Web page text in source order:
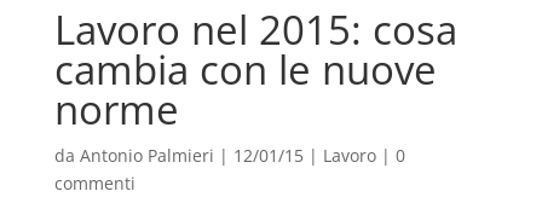
Lavoro nel 2015: cosa
cambia con le nuove
norme
da Antonio Palmieri | 12/01/15| Lavoro| 0
commenti